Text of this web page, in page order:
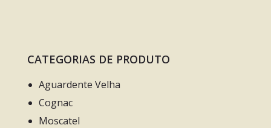
CATEGORIAS DE PRODUTO
Aguardente Velha
Cognac
Moscatel